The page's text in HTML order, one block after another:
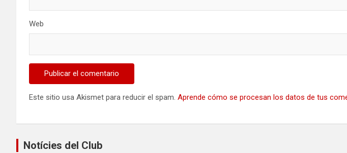
Web
Este sitio usa Akismet para reducir el spam. Aprende cómo se procesan los datos de tus
Notícies del Club